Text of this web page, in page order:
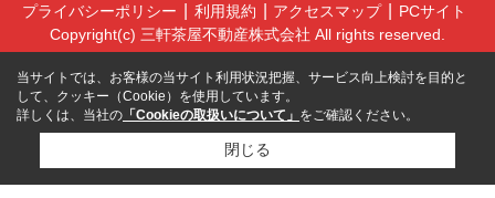
プライバシーポリシー 利用規約 アクセスマップ
PCサイト
Copyright(c) 三軒茶屋不動産株式会社 All rights reserved.
当サイトでは、お客様の当サイト利用状況把握、サービス向上検討を目的と
して、クッキー（Cookie）を使用しています。
詳しくは、当社の 「Cookieの取扱いについて」 をご確認ください。
閉じる